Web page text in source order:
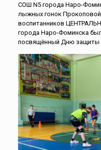
СОШ N5 города Наро-
лыжных гонок
воспитанников
города Наро-Фоминска
посвящённый Дню защиты